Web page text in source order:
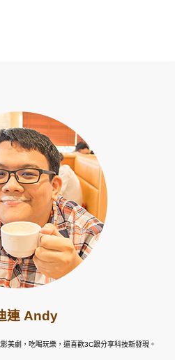
連 Andy
美劇，吃喝玩樂，還喜歡3C跟分享科技新發現。